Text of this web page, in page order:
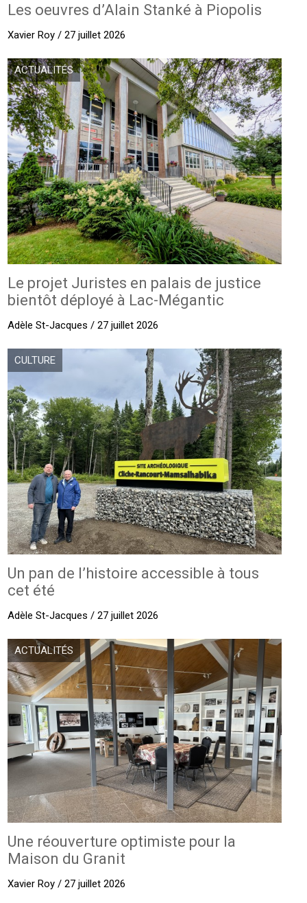
Les oeuvres d’Alain Stanké à Piopolis
Xavier Roy / 27 juillet 2026
ACTUALITÉS
Le projet Juristes en palais de justice
bientôt déployé à Lac-Mégantic
Adèle St-Jacques / 27 juillet 2026
CULTURE
Un pan de l’histoire accessible à tous
cet été
Adèle St-Jacques / 27 juillet 2026
ACTUALITÉS
Une réouverture optimiste pour la
Maison du Granit
Xavier Roy / 27 juillet 2026